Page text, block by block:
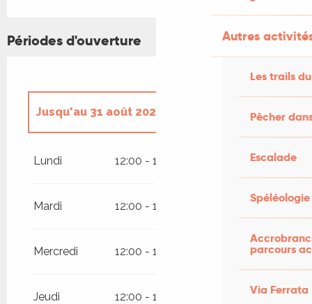
Autres
Les trails
Pêcher
Escalade
Spéléologie
parcours
Via Ferrata
Périodes d'ouverture
Jusqu'au 31 août 2026
Lundi 12:00 - 14:30 19:00 - 21:30
Mardi 12:00 - 14:30 19:00 - 21:30
Mercredi 12:00 - 14:30 19:00 - 21:30
Jeudi 12:00 - 14:30 19:00 - 21:30